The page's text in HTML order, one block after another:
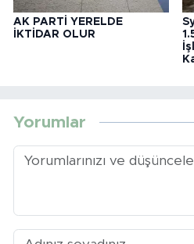
AK PARTİ YERELDE
İKTİDAR OLUR
Yorumlar